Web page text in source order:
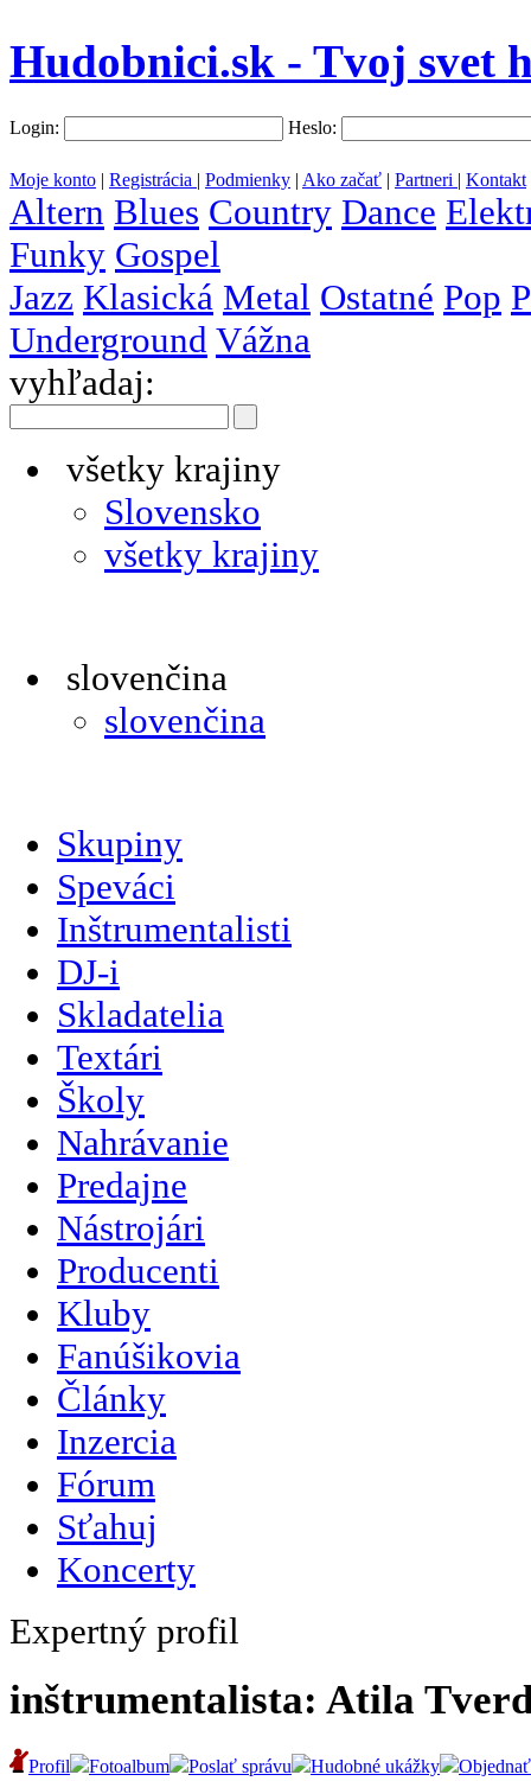
Hudobnici.sk - Tvoj svet
Login: Heslo:
Moje konto | Registrácia | Podmienky | Ako začať | Partneri | Kontakt
Altern Blues Country Dance
Funky Gospel
Jazz Klasická Metal Ostatné Pop
Underground Vážna
vyhľadaj:
všetky krajiny
Slovensko
všetky krajiny
slovenčina
slovenčina
Skupiny
Speváci
Inštrumentalisti
DJ-i
Skladatelia
Textári
Školy
Nahrávanie
Predajne
Nástrojári
Producenti
Kluby
Fanúšikovia
Články
Inzercia
Fórum
Sťahuj
Koncerty
Expertný profil
inštrumentalista: Atila
Profil Fotoalbum Poslať správu Hudobné ukážky Objednať